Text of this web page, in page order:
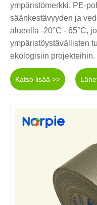
ympäristömerkki. PE-
säänkestävyyden ja
alueella -20°C - 65°C,
ympäristöystävällisten
ekologisiin projekteihin.
Katso lisää >>